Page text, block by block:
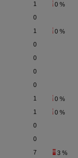
1 0 %
0
1 0 %
0
0
0
0
1 0 %
1 0 %
0
0
7 3 %